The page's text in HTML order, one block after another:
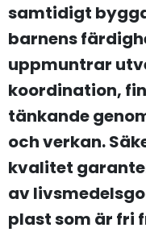
samtidigt
barnens
uppmuntrar
koordination,
tänkande
och verkan.
kvalitet
av
plast som är fri